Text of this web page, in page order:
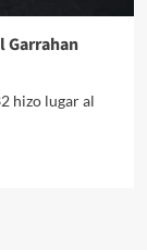
Garrahan
hizo lugar al